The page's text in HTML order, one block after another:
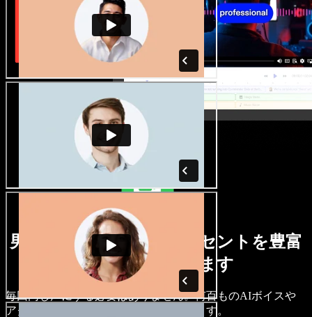
男女さまざまな声とアクセントを豊富
に取り揃えています
毎回同じ声にする必要はありません。何百ものAIボイスや
アクセントから選び、細かく調整できます。